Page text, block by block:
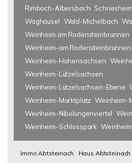
Rimbach-Albersbach Schriesheim
Waghäusel Wald-Michelbach
Weinheim am Rodensteinbrunnen
Weinheim-am Rodensteinbrunnen
Weinheim-Hohensachsen
Weinheim-Lützelsachsen
Weinheim-Lützelsachsen-Ebene
Weinheim-Marktplatz Weinheim-
Weinheim-Nibelungenviertel
Weinheim-Schlosspark
Immo Abtsteinach Haus Abtsteinach